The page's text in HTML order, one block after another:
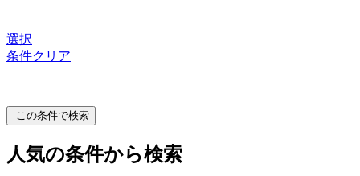
選択
条件クリア
この条件で検索
人気の条件から検索